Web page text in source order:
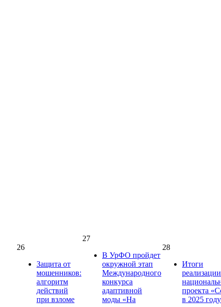
26
Защита от
мошенников:
алгоритм
действий
при взломе
27
В УрФО пройдет
окружной этап
Международного
конкурса
адаптивной
моды «На
28
Итоги
реализации
проекта
в 2025 году